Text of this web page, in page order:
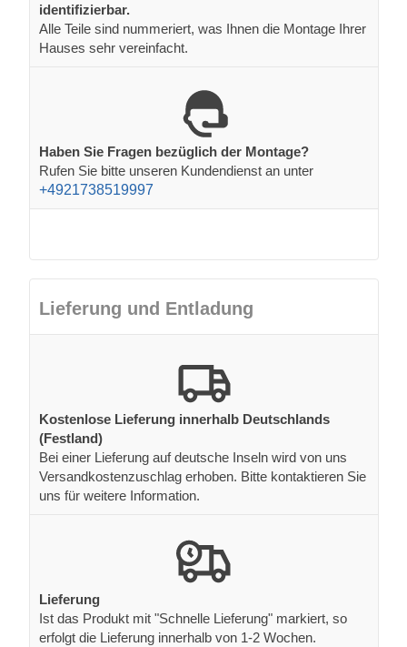
identifizierbar.
Alle Teile sind nummeriert, was Ihnen die Montage Ihrer
Hauses sehr vereinfacht.
Haben Sie Fragen bezüglich der Montage?
Rufen Sie bitte unseren Kundendienst an unter
+4921738519997
Lieferung und Entladung
Kostenlose Lieferung innerhalb Deutschlands
(Festland)
Bei einer Lieferung auf deutsche Inseln wird von uns
Versandkostenzuschlag erhoben. Bitte kontaktieren Sie
uns für weitere Information.
Lieferung
Ist das Produkt mit "Schnelle Lieferung" markiert, so
erfolgt die Lieferung innerhalb von 1-2 Wochen.